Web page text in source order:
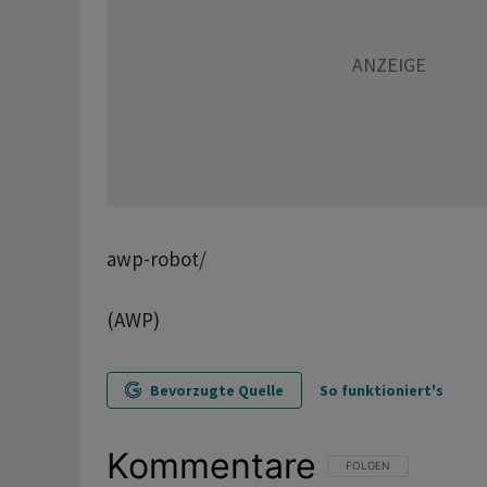
awp-robot/
(AWP)
Bevorzugte Quelle So funktioniert's
Kommentare FOLGE DIESER
FOLGEN